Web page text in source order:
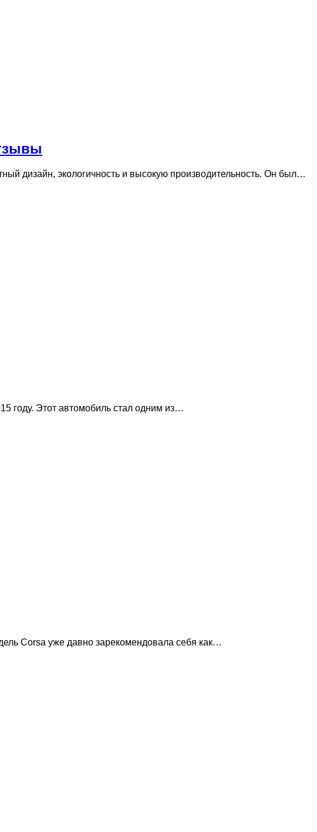
дизайн, экологичность и высокую производительность. Он был…
году. Этот автомобиль стал одним из…
Corsa уже давно зарекомендовала себя как…